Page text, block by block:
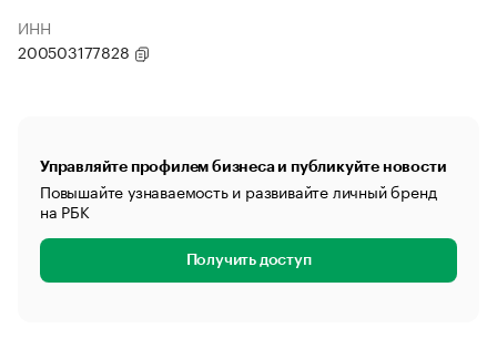
ИНН
200503177828
Управляйте профилем бизнеса и публикуйте новости
Повышайте узнаваемость и развивайте личный бренд
на РБК
Получить доступ